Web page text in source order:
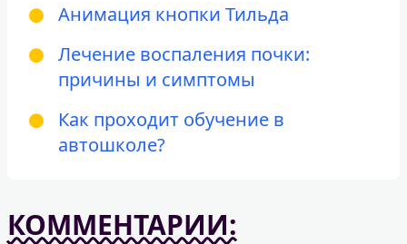
Анимация кнопки Тильда
Лечение воспаления почки:
причины и симптомы
Как проходит обучение в
автошколе?
КОММЕНТАРИИ: